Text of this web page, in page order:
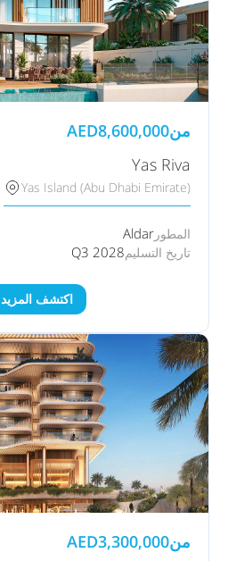
من AED8,600,000
Yas Riva
Yas Island (Abu Dhabi Emirate)
المطور Aldar
تاريخ التسليمQ3 2028
اكتشف المزيد
من AED3,300,000